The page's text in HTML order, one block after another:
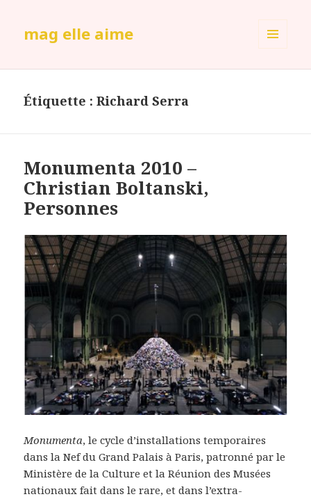
mag elle aime
Étiquette :Richard Serra
Monumenta 2010 –
Christian Boltanski,
Personnes
Monumenta, le cycle d’installations temporaires
dans la Nef du Grand Palais à Paris, patronné par le
Ministère de la Culture et la Réunion des Musées
nationaux fait dans le rare, et dans l’extra-